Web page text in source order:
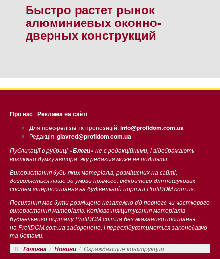
Быстро растет рынок
алюминиевых оконно-
дверных конструкций
Про нас | Реклама на сайті
Для прес-релізів та пропозицій:info@profidom.com.ua
Редакція:glavred@profidom.com.ua
Публикації в рубриці «Блоги» не є редакційними, і відображають
виключно думку автора, яку редакція може не поділяти.
Використання будь-яких матеріалів, розміщених на сайті,
дозволяється лише за умови прямого, відкритого для пошукових
систем гіперпосилання на будівельний портал ProfiDOM.com.ua.
Посилання має бути розміщене незалежно від повного чи часткового
використання матеріалів. Копіювання/цитування матеріалів
будівельного порталу ProfiDOM.com.ua без вказаного посилання
на ProfiDOM.com.ua заборонено, і переслідуватиметься законодавчо
та ботами.
Головна
Новини Ограждающие конструкции